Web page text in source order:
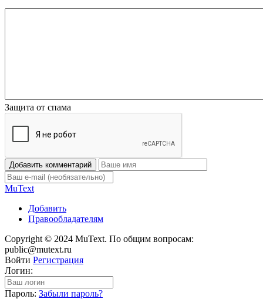
Защита от спама
Добавить комментарий
MuText
Добавить
Правообладателям
Copyright © 2024 MuText. По общим вопросам:
public@mutext.ru
Войти Регистрация
Логин:
Пароль: Забыли пароль?